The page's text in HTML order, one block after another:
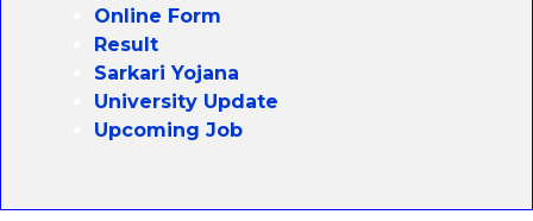
Online Form
Result
Sarkari Yojana
University Update
Upcoming Job